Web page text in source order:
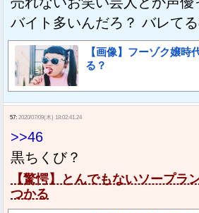
バイト多いんだろ？ バレて
【画像】フーゾク嬢時
る？
57: 2020/07/09(木) 18:02:41.24
>>46
黒ちくび？
【驚愕】とんでもないソープラ
つかる